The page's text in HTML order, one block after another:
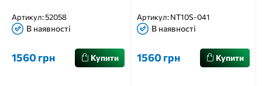
Артикул:52058
В наявності
1560 грн Купити
Артикул:NT10S-041
В наявності
1560 грн Купити